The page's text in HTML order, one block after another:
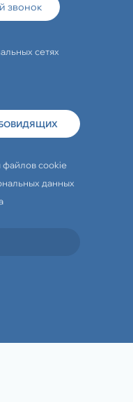
звонок
сетях
файлов cookie
данных